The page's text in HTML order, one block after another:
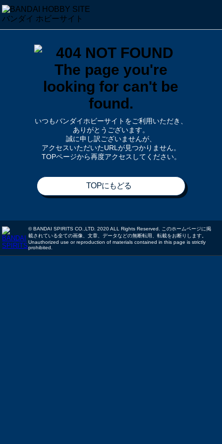
いつもバンダイホビーサイトをご利用いただき、
ありがとうございます。
誠に申し訳ございませんが、
アクセスいただいたURLが見つかりません。
TOPページから再度アクセスしてください。
TOPにもどる
© BANDAI SPIRITS CO.,LTD. 2020 ALL Rights Reserved. このホームページに掲
載されている全ての画像、文章、データなどの無断転用、転載をお断りします。
Unauthorized use or reproduction of materials contained in this page is strictly
prohibited.